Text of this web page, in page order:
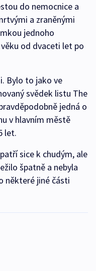
do nemocnice a
a zraněnými
jednoho
od dvaceti let po
Bylo to jako ve
svědek listu The
jedná o
v hlavním městě
let.
sice k chudým, ale
špatně a nebyla
některé jiné části